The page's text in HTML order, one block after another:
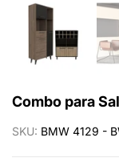
Combo para
SKU: BMW 4129 -